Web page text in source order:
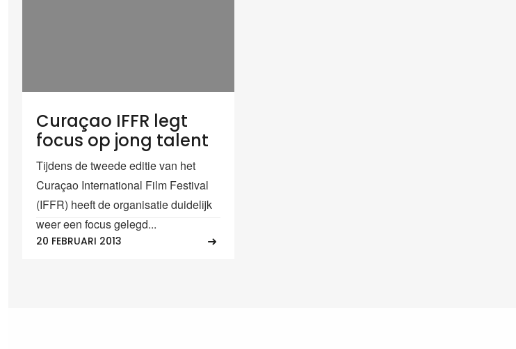
Curaçao IFFR legt
focus op jong talent
Tijdens de tweede editie van het
Curaçao International Film Festival
(IFFR) heeft de organisatie duidelijk
weer een focus gelegd...
20 FEBRUARI 2013